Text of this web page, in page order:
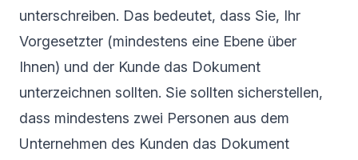
unterschreiben. Das bedeutet, dass Sie, Ihr
Vorgesetzter (mindestens eine Ebene über
Ihnen) und der Kunde das Dokument
unterzeichnen sollten. Sie sollten sicherstellen,
dass mindestens zwei Personen aus dem
Unternehmen des Kunden das Dokument